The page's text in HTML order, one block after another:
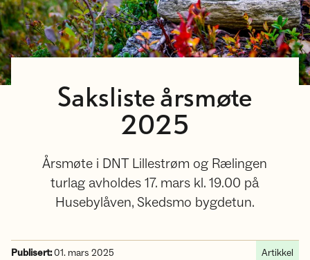
Saksliste årsmøte
2025
Årsmøte i DNT Lillestrøm og Rælingen
turlag avholdes 17. mars kl. 19.00 på
Husebylåven, Skedsmo bygdetun.
Publisert:01. mars 2025
Artikkel